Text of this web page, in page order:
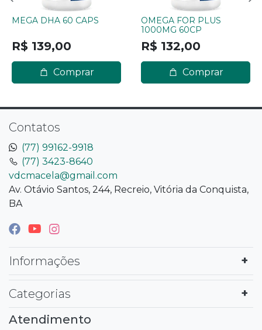
MEGA DHA 60 CAPS
R$ 139,00
Comprar
OMEGA FOR PLUS
1000MG 60CP
R$ 132,00
Comprar
Contatos
(77) 99162-9918
(77) 3423-8640
vdcmacela@gmail.com
Av. Otávio Santos, 244, Recreio, Vitória da Conquista,
BA
Informações
Categorias
Atendimento